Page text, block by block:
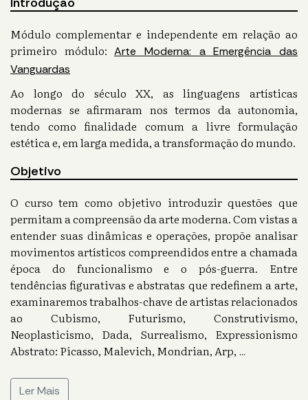
Módulo complementar e independente em relação ao
primeiro módulo:Arte Moderna: a Emergência das
Vanguardas
Ao longo do século XX, as linguagens artísticas
modernas se afirmaram nos termos da autonomia,
tendo como finalidade comum a livre formulação
estética e, em larga medida, a transformação do mundo.
Objetivo
O curso tem como objetivo introduzir questões que
permitam a compreensão da arte moderna. Com vistas a
entender suas dinâmicas e operações, propõe analisar
movimentos artísticos compreendidos entre a chamada
época do funcionalismo e o pós-guerra. Entre
tendências figurativas e abstratas que redefinem a arte,
examinaremos trabalhos-chave de artistas relacionados
ao Cubismo, Futurismo, Construtivismo,
Neoplasticismo, Dada, Surrealismo, Expressionismo
Abstrato: Picasso, Malevich, Mondrian, Arp, ...
Ler Mais